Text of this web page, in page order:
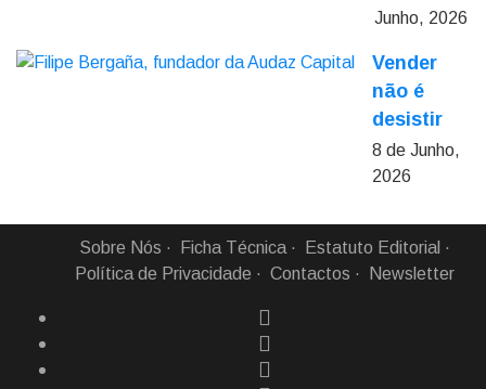
Junho, 2026
Vender
não é
desistir
8 de Junho,
2026
Sobre Nós Ficha Técnica
Estatuto Editorial
Política de Privacidade
Contactos Newsletter